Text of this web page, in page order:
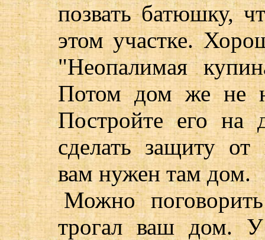
позвать батюшку,
этом участке.
"Неопалимая
Потом дом же не
Постройте его на
сделать защиту
вам нужен там дом.
Можно
трогал ваш дом.